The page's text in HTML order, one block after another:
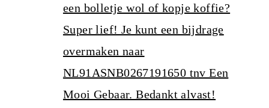
een bolletje wol of kopje koffie?
Super lief! Je kunt een bijdrage
overmaken naar
NL91ASNB0267191650 tnv Een
Mooi Gebaar. Bedankt alvast!